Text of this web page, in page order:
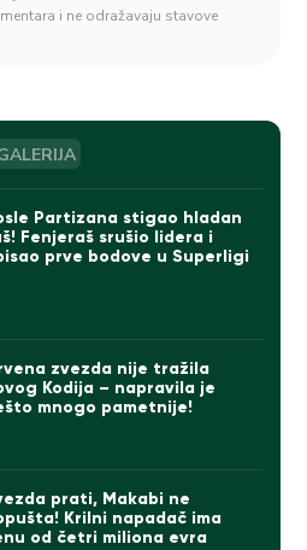
i ne odražavaju stavove
Partizana stigao hladan
Fenjeraš srušio lidera i
prve bodove u Superligi
zvezda nije tražila
Kodija – napravila je
mnogo pametnije!
prati, Makabi ne
Krilni napadač ima
od četri miliona evra